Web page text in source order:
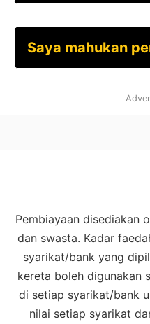
Saya mahukan
Pembiayaan disediakan
dan swasta. Kadar
syarikat/bank yang
kereta boleh digunakan
di setiap syarikat/bank
nilai setiap syarikat